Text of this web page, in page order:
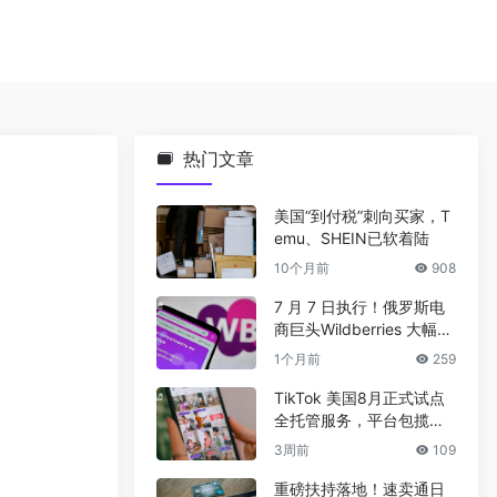
热门文章
美国“到付税”刺向买家，T
emu、SHEIN已软着陆
10个月前 908
7 月 7 日执行！俄罗斯电
商巨头Wildberries 大幅上
调佣金
1个月前 259
TikTok 美国8月正式试点
全托管服务，平台包揽全
链路运营
3周前 109
重磅扶持落地！速卖通日